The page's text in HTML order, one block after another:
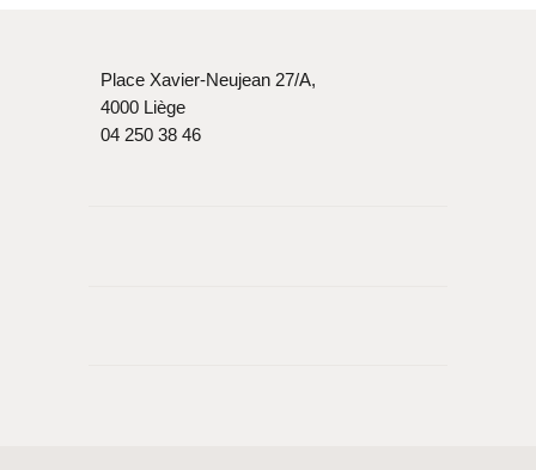
Place Xavier-Neujean 27/A,
4000 Liège
04 250 38 46